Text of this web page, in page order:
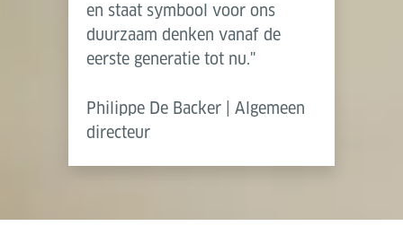
en staat symbool voor ons
duurzaam denken vanaf de
eerste generatie tot nu."
Philippe De Backer | Algemeen
directeur